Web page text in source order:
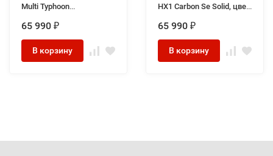
Multi Typhoon
65 990 ₽
В корзину
HX1 Carbon Se Solid, цвет
Золотистый
65 990 ₽
В корзину